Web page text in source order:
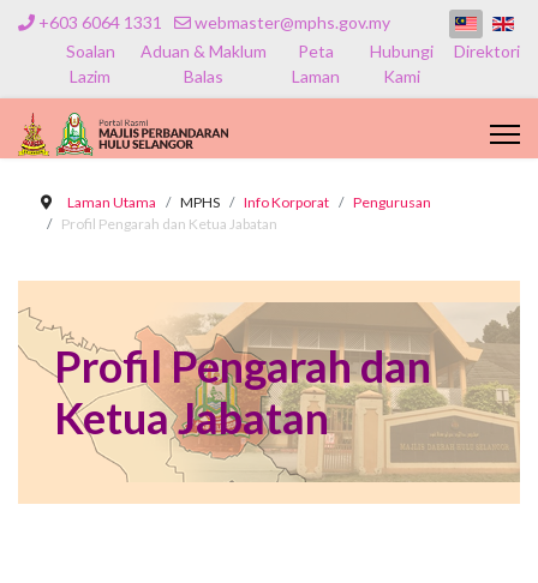
+603 6064 1331
webmaster@mphs.gov.my
Soalan
Lazim
Aduan & Maklum
Balas
Peta
Laman
Hubungi
Kami
Direktori
Laman Utama MPHS Info Korporat
Pengurusan
Profil Pengarah dan Ketua Jabatan
Profil Pengarah dan
Ketua Jabatan